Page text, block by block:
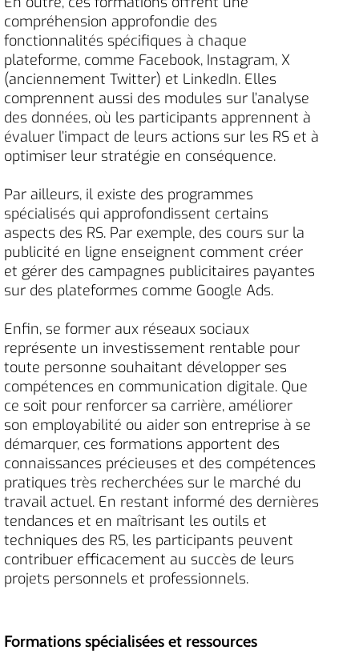
compréhension approfondie des
fonctionnalités spécifiques à chaque
plateforme, comme Facebook, Instagram, X
(anciennement Twitter) et LinkedIn. Elles
comprennent aussi des modules sur l’analyse
des données, où les participants apprennent à
évaluer l’impact de leurs actions sur les RS et à
optimiser leur stratégie en conséquence.
Par ailleurs, il existe des programmes
spécialisés qui approfondissent certains
aspects des RS. Par exemple, des cours sur la
publicité en ligne enseignent comment créer
et gérer des campagnes publicitaires payantes
sur des plateformes comme Google Ads.
Enfin, se former aux réseaux sociaux
représente un investissement rentable pour
toute personne souhaitant développer ses
compétences en communication digitale. Que
ce soit pour renforcer sa carrière, améliorer
son employabilité ou aider son entreprise à se
démarquer, ces formations apportent des
connaissances précieuses et des compétences
pratiques très recherchées sur le marché du
travail actuel. En restant informé des dernières
tendances et en maîtrisant les outils et
techniques des RS, les participants peuvent
contribuer efficacement au succès de leurs
projets personnels et professionnels.
Formations spécialisées et ressources